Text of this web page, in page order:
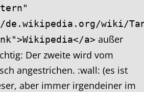
wiki/
a> außer
Der zweite wird vom
angestrichen. :wall: (es ist
aber immer irgendeiner im